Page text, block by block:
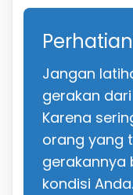
Jangan
gerakan
Karena
orang yang
gerakannya
kondisi